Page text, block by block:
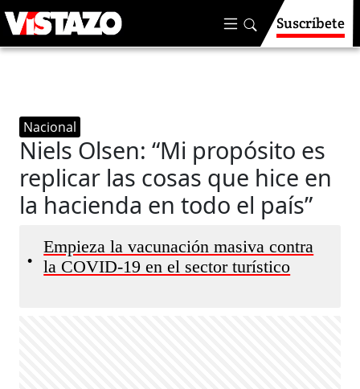
Suscríbete
Nacional
Niels Olsen: “Mi propósito es
replicar las cosas que hice en
la hacienda en todo el país”
•
Empieza la vacunación masiva contra
la COVID-19 en el sector turístico